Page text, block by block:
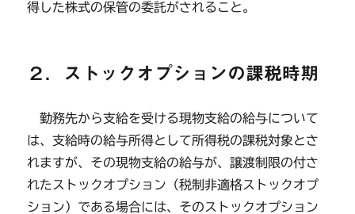
得した株式の保管の委託がされること。
２．ストックオプションの課税時期
勤務先から支給を受ける現物支給の給与について
は、支給時の給与所得として所得税の課税対象とさ
れますが、その現物支給の給与が、譲渡制限の付さ
れたストックオプション（税制非適格ストックオプ
ション）である場合には、そのストックオプション